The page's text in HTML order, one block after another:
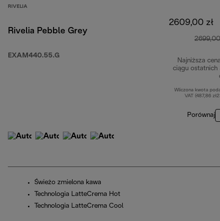
RIVELIA
Rivelia Pebble Grey
EXAM440.55.G
2609,00 zł
2699,00
Najniższa
ciągu ostatnich
Wliczona kwota
VAT (487,86
Porównaj
Świeżo zmielona kawa
Technologia LatteCrema Hot
Technologia LatteCrema Cool